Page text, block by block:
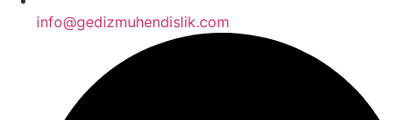
info@gedizmuhendislik.com